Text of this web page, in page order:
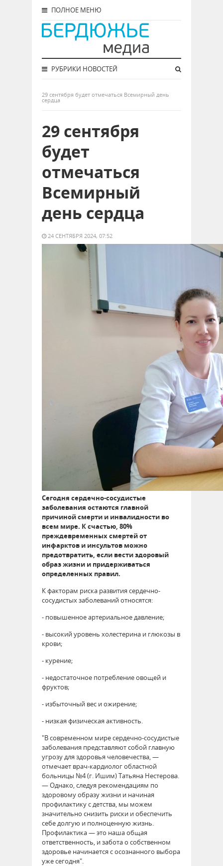
ПОЛНОЕ МЕНЮ
РУБРИКИ НОВОСТЕЙ
29 сентября будет отмечаться Всемирный день
сердца
29 сентября
будет
отмечаться
Всемирный
день сердца
24 СЕНТЯБРЯ 2024, 07:52
Сегодня сердечно-сосудистые
заболевания остаются главной
причиной смерти и инвалидности во
всем мире. К счастью, 80%
преждевременных смертей от
инфарктов и инсультов можно
предотвратить, если вести здоровый
образ жизни и придерживаться
определенных правил.
К факторам риска развития сердечно-
сосудистых заболеваний относятся:
- повышенное артериальное давление;
- высокий уровень холестерина и глюкозы в
крови;
- курение;
- недостаточное потребление овощей и
фруктов;
- избыточный вес и ожирение;
- низкая физическая активность.
"В современном мире сердечно-сосудистые
заболевания представляют собой главную
угрозу для здоровья человечества, —
отмечает врач-кардиолог областной
больницы №4 (г. Ишим) Татьяна Нестерова.
— Однако, следуя рекомендациям по
здоровому образу жизни и начиная
профилактику с детства, мы можем
значительно снизить риски и обеспечить
себе долгую и полноценную жизнь.
Профилактика — это наша общая
ответственность, и забота о собственном
здоровье начинается с осознанного выбора
уже сегодня".